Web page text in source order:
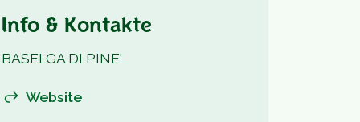
Info & Kontakte
BASELGA DI PINE'
Website